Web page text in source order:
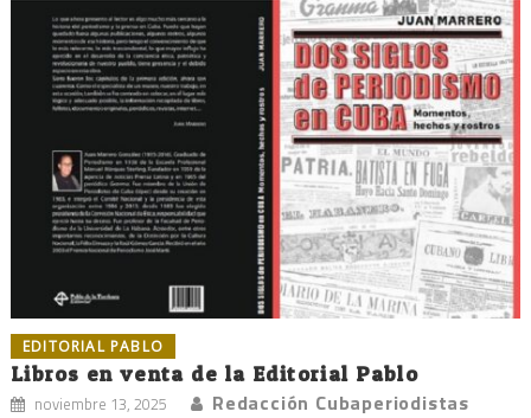
EDITORIAL PABLO
Libros en venta de la Editorial Pablo
noviembre 13, 2025 Redacción Cubaperiodistas